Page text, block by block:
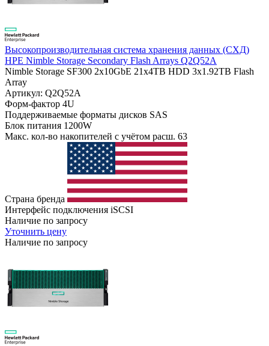
Высокопроизводительная система хранения данных (СХД)
HPE Nimble Storage Secondary Flash Arrays Q2Q52A
Nimble Storage SF300 2x10GbE 21x4TB HDD 3x1.92TB Flash
Array
Артикул: Q2Q52A
Форм-фактор 4U
Поддерживаемые форматы дисков SAS
Блок питания 1200W
Макс. кол-во накопителей с учётом расш. 63
Страна бренда
Интерфейс подключения iSCSI
Наличие по запросу
Уточнить цену
Наличие по запросу